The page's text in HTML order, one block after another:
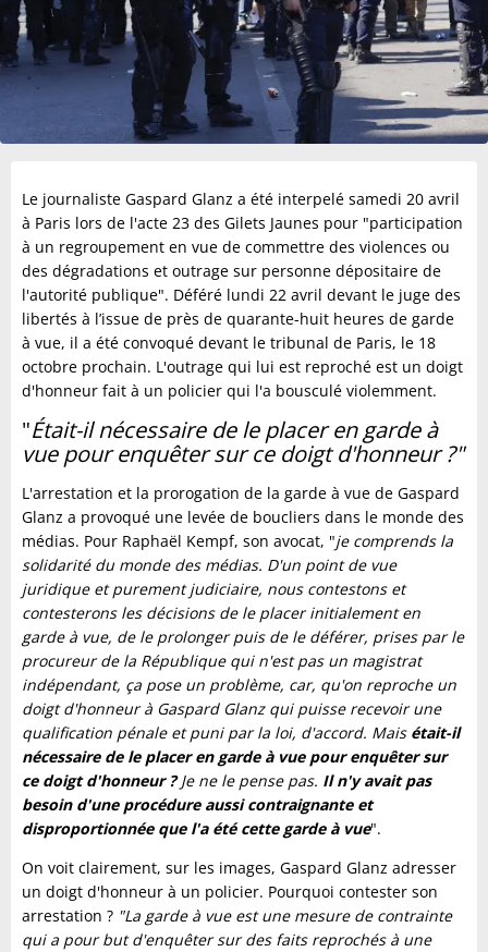
Le journaliste Gaspard Glanz a été interpelé samedi 20 avril
à Paris lors de l'acte 23 des Gilets Jaunes pour "participation
à un regroupement en vue de commettre des violences ou
des dégradations et outrage sur personne dépositaire de
l'autorité publique". Déféré lundi 22 avril devant le juge des
libertés à l’issue de près de quarante-huit heures de garde
à vue, il a été convoqué devant le tribunal de Paris, le 18
octobre prochain. L'outrage qui lui est reproché est un doigt
d'honneur fait à un policier qui l'a bousculé violemment.
"Était-il nécessaire de le placer en garde à
vue pour enquêter sur ce doigt d'honneur ?"
L'arrestation et la prorogation de la garde à vue de Gaspard
Glanz a provoqué une levée de boucliers dans le monde des
médias. Pour Raphaël Kempf, son avocat, "je comprends la
solidarité du monde des médias. D'un point de vue
juridique et purement judiciaire, nous contestons et
contesterons les décisions de le placer initialement en
garde à vue, de le prolonger puis de le déférer, prises par le
procureur de la République qui n'est pas un magistrat
indépendant, ça pose un problème, car, qu'on reproche un
doigt d'honneur à Gaspard Glanz qui puisse recevoir une
qualification pénale et puni par la loi, d'accord. Mais était-il
nécessaire de le placer en garde à vue pour enquêter sur
ce doigt d'honneur ?Je ne le pense pas. Il n'y avait pas
besoin d'une procédure aussi contraignante et
disproportionnée que l'a été cette garde à vue".
On voit clairement, sur les images, Gaspard Glanz adresser
un doigt d'honneur à un policier. Pourquoi contester son
arrestation ? "La garde à vue est une mesure de contrainte
qui a pour but d'enquêter sur des faits reprochés à une